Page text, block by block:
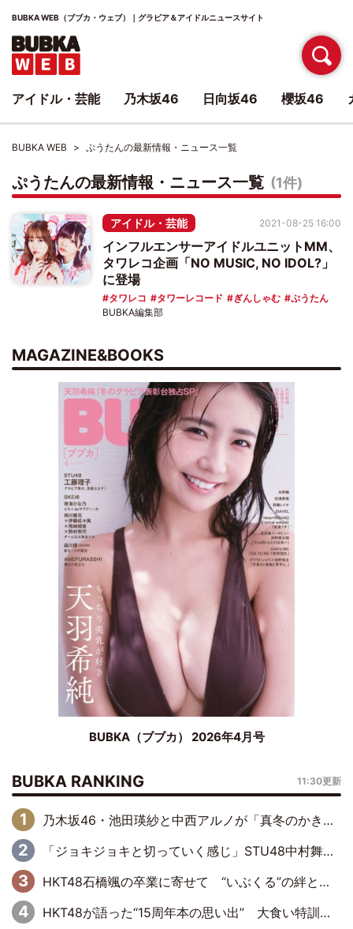
BUBKA WEB（ブブカ・ウェブ）｜グラビア＆アイドルニュースサイト
BUBKA WEB ぷうたんの最新情報・ニュース一覧
ぷうたんの最新情報・ニュース一覧 (1件)
アイドル・芸能
インフルエンサーアイドルユニットMM、
タワレコ企画「NO MUSIC, NO IDOL?」
に登場
タワレコ タワーレコード ぎんしゃむ ぷうたん
2021-08-25 16:00
BUBKA編集部
MAGAZINE&BOOKS
BUBKA（ブブカ） 2026年4月号
BUBKA RANKING 11:30更新
乃木坂46・池田瑛紗と中西アルノが「真冬のかき氷」騒動で火花散らす！ 因縁の裏にあるのは、逆境をともに“凌”ぐ似た者同士の絆
「ジョキジョキと切っていく感じ」STU48中村舞、新しい挑戦は自らの手で
HKT48石橋颯の卒業に寄せて “いぶくる”の絆と後輩・龍頭綺音の決意
HKT48が語った“15周年本の思い出” 大食い特訓・守護霊企画・制服グラビア…盛りだくさんの裏話
アイドル・芸能 乃木坂46 日向坂46 櫻坂46